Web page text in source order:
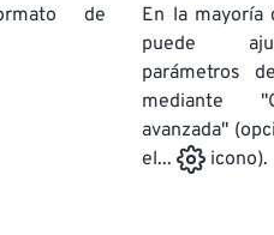
de
En la mayoría
puede
parámetros
mediante
avanzada"
el...
icono).